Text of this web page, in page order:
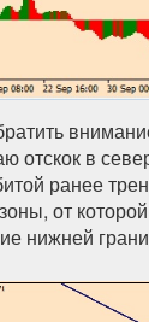
отскок в
ранее
от
нижней